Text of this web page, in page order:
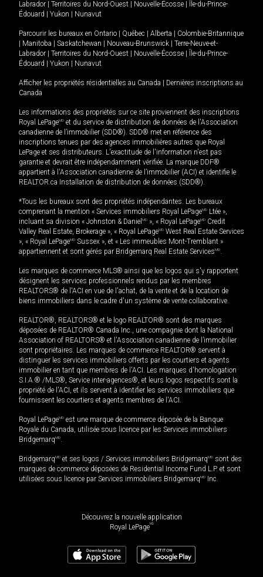
Labrador | Territoires du Nord-Ouest | Nouvelle-Écosse | Île-du-Prince-
Édouard | Yukon | Nunavut
Parcourir les bureaux en Ontario | Québec | Alberta | Colombie-Britannique
| Manitoba | Saskatchewan | Nouveau-Brunswick | Terre-Neuve-et-
Labrador | Territoires du Nord-Ouest | Nouvelle-Écosse | Île-du-Prince-
Édouard | Yukon | Nunavut
Afficher les propriétés résidentielles au Canada | Dernières inscriptions au
Canada
Les informations des propriétés sur ce site proviennent des inscriptions
Royal LePageMD et du service de distribution de données de l'Association
canadienne de l’immobilier (SDD®). SDD® met en référence des
inscriptions tenues par des agences immobilières autres que Royal
LePage et ses distributeurs. L'exactitude de l'information n'est pas
garantie et devrait être indépendamment vérifiée. La marque DDF®
appartient à l'Association canadienne de l’immobilier (ACI) et identifie le
REALTOR.ca Installation de distribution de données (SDD®).
*Tous les bureaux sont des propriétés indépendantes. Les bureaux
comprenant la mention « Services immobiliers Royal LePageMD Ltée »,
incluant sa division « Johnston & Daniel MD », « Royal LePageMD Credit
Valley Real Estate, Brokerage », « Royal LePageMD West Real Estate Services
», « Royal LePageMD Sussex », et « Les immeubles Mont-Tremblant »
appartiennent et sont gérés par Bridgemarq Real Estate ServicesMD
Les marques de commerce MLS® ainsi que les logos qui s'y rapportent
désignent les services professionnels rendus par les membres
REALTORS® de l'ACI en vue de l'achat, de la vente et de la location de
biens immobiliers dans le cadre d'un système de vente collaborative.
REALTOR®, REALTORS® et le logo REALTOR® sont des marques
déposées de REALTOR® Canada Inc., une compagnie dont la National
Association of REALTORS® et l'Association canadienne de l’immobilier
sont propriétaires. Les marques de commerce REALTOR® servent à
distinguer les services immobiliers offerts par les courtiers et agents
immobilier en tant que membres de l'ACI. Les marques d'homologation
S.I.A.® /MLS®, Service inter-agences®, et leurs logos respectifs sont la
propriété de l'ACI, et ils servent à identifier les services immobiliers que
fournissent les courtiers et agents membres de l'ACI.
Royal LePageMD est une marque de commerce déposée de la Banque
Royale du Canada, utilisée sous licence par les Services immobiliers
BridgemarqMD
BridgemarqMD et ses logos / Services immobiliers BridgemarqMD sont des
marques de commerce déposées de Residential Income Fund L.P. et sont
utilisées sous licence par Services immobiliers BridgemarqMD Inc.
Découvrez la nouvelle application
Royal LePageMD